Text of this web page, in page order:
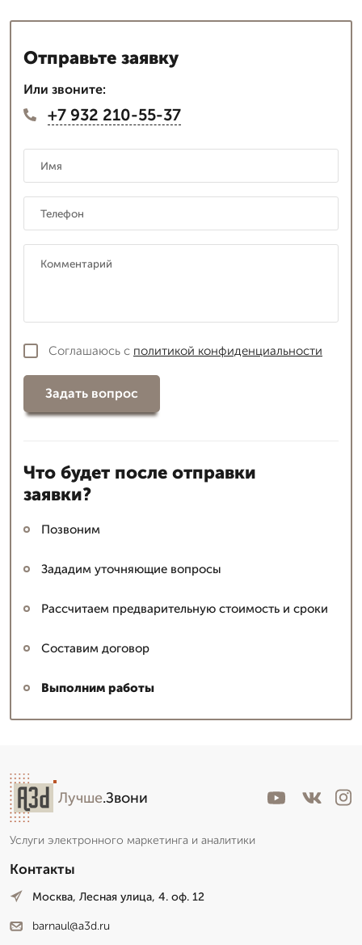
Отправьте заявку
Или звоните:
+7 932 210-55-37
Соглашаюсь с политикой конфиденциальности
Задать вопрос
Что будет после отправки
заявки?
Позвоним
Зададим уточняющие вопросы
Рассчитаем предварительную стоимость и сроки
Составим договор
Выполним работы
Лучше.Звони
Услуги электронного маркетинга и аналитики
Контакты
Москва, Лесная улица, 4. оф. 12
barnaul@a3d.ru